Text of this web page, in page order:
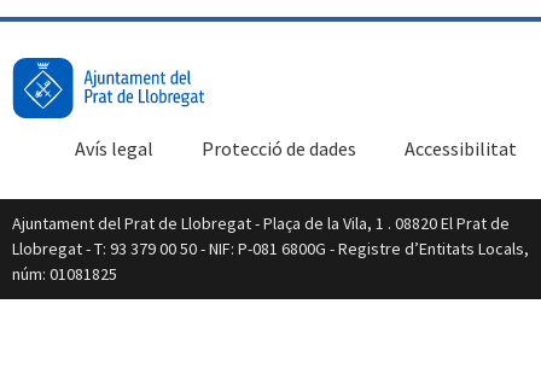
Accessibilitat
Protecció de dades
Avís legal
Ajuntament del Prat de Llobregat - Plaça de la Vila, 1 . 08820 El Prat de
Llobregat - T: 93 379 00 50 - NIF: P-081 6800G - Registre d’Entitats Locals,
núm: 01081825